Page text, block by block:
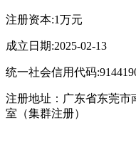
注册资本:1万元
成立日期:2025-02-13
统一社会信用代码
注册地址：广东省东莞市
室（集群注册）